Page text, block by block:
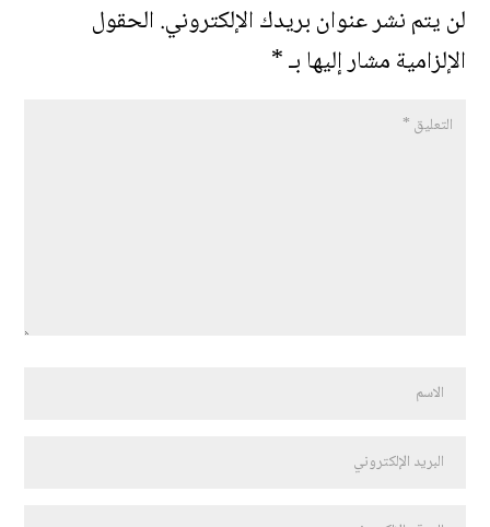
لن يتم نشر عنوان بريدك الإلكتروني.الحقول
الإلزامية مشار إليها بـ*